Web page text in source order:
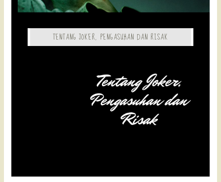
TENTANG JOKER, PENGASUHAN DAN RISAK